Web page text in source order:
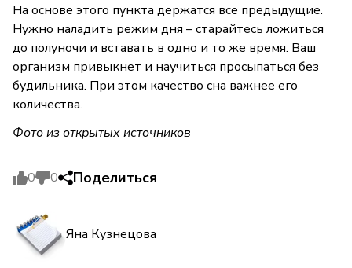
На основе этого пункта держатся все предыдущие.
Нужно наладить режим дня – старайтесь ложиться
до полуночи и вставать в одно и то же время. Ваш
организм привыкнет и научиться просыпаться без
будильника. При этом качество сна важнее его
количества.
Фото из открытых источников
0 0 Поделиться
Яна Кузнецова